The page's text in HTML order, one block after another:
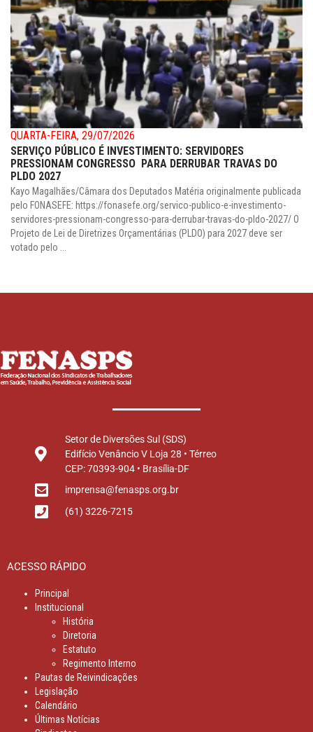
QUARTA-FEIRA, 29/07/2026
SERVIÇO PÚBLICO É INVESTIMENTO: SERVIDORES
PRESSIONAM CONGRESSO PARA DERRUBAR TRAVAS DO
PLDO 2027
Kayo Magalhães/Câmara dos Deputados Matéria originalmente publicada
pelo FONASEFE: https://fonasefe.org/servico-publico-e-investimento-
servidores-pressionam-congresso-para-derrubar-travas-do-pldo-2027/ O
Projeto de Lei de Diretrizes Orçamentárias (PLDO) para 2027 deve ser
votado pelo ...
Setor de Diversões Sul (SDS)
Edifício Venâncio V Loja 28 • Térreo
CEP: 70393-904 • Brasília-DF
imprensa@fenasps.org.br
(61) 3226-7215
ACESSO RÁPIDO
Principal
Institucional
História
Diretoria
Estatuto
Regimento Interno
Pautas de Reivindicações
Legislação
Calendário
Últimas Notícias